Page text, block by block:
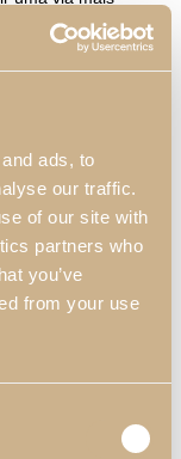
ads, to
our traffic.
of our site with
partners who
you’ve
from your use